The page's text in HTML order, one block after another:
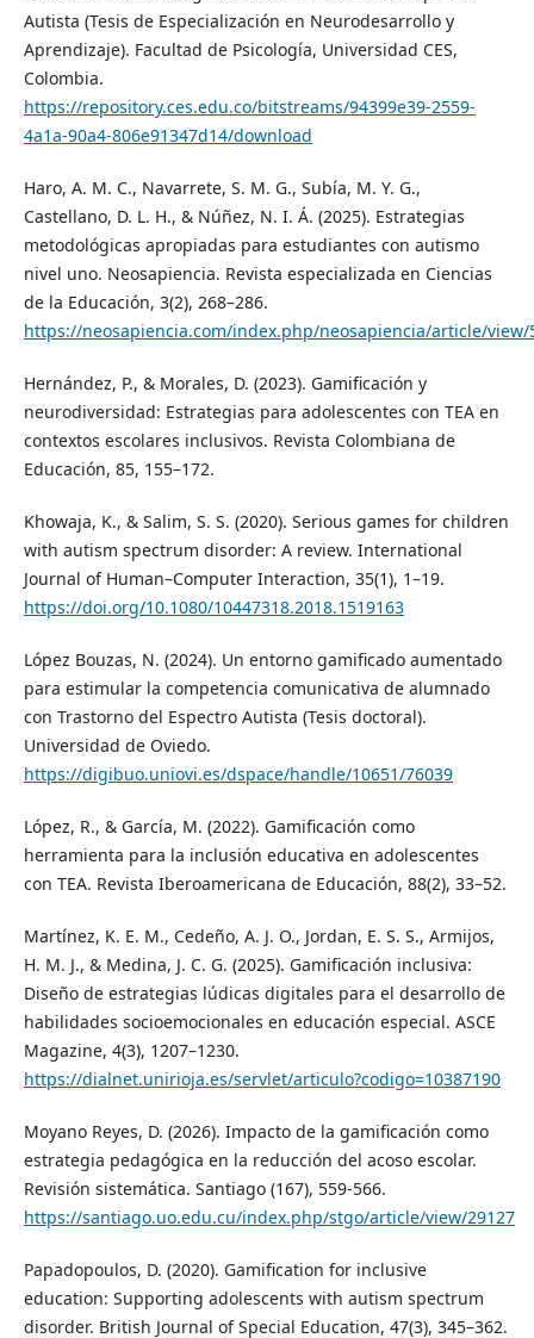
Autista (Tesis de Especialización en Neurodesarrollo y
Aprendizaje). Facultad de Psicología, Universidad CES,
Colombia.
https://repository.ces.edu.co/bitstreams/94399e39-2559-
4a1a-90a4-806e91347d14/download
Haro, A. M. C., Navarrete, S. M. G., Subía, M. Y. G.,
Castellano, D. L. H., & Núñez, N. I. Á. (2025). Estrategias
metodológicas apropiadas para estudiantes con autismo
nivel uno. Neosapiencia. Revista especializada en Ciencias
de la Educación, 3(2), 268–286.
https://neosapiencia.com/index.php/neosapiencia/article/view/
Hernández, P., & Morales, D. (2023). Gamificación y
neurodiversidad: Estrategias para adolescentes con TEA en
contextos escolares inclusivos. Revista Colombiana de
Educación, 85, 155–172.
Khowaja, K., & Salim, S. S. (2020). Serious games for children
with autism spectrum disorder: A review. International
Journal of Human–Computer Interaction, 35(1), 1–19.
https://doi.org/10.1080/10447318.2018.1519163
López Bouzas, N. (2024). Un entorno gamificado aumentado
para estimular la competencia comunicativa de alumnado
con Trastorno del Espectro Autista (Tesis doctoral).
Universidad de Oviedo.
https://digibuo.uniovi.es/dspace/handle/10651/76039
López, R., & García, M. (2022). Gamificación como
herramienta para la inclusión educativa en adolescentes
con TEA. Revista Iberoamericana de Educación, 88(2), 33–52.
Martínez, K. E. M., Cedeño, A. J. O., Jordan, E. S. S., Armijos,
H. M. J., & Medina, J. C. G. (2025). Gamificación inclusiva:
Diseño de estrategias lúdicas digitales para el desarrollo de
habilidades socioemocionales en educación especial. ASCE
Magazine, 4(3), 1207–1230.
https://dialnet.unirioja.es/servlet/articulo?codigo=10387190
Moyano Reyes, D. (2026). Impacto de la gamificación como
estrategia pedagógica en la reducción del acoso escolar.
Revisión sistemática. Santiago (167), 559-566.
https://santiago.uo.edu.cu/index.php/stgo/article/view/29127
Papadopoulos, D. (2020). Gamification for inclusive
education: Supporting adolescents with autism spectrum
disorder. British Journal of Special Education, 47(3), 345–362.